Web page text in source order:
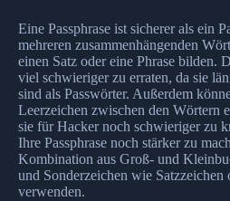
Eine Passphrase ist sicherer als ein
mehreren zusammenhängenden
einen Satz oder eine Phrase bilden.
viel schwieriger zu erraten, da sie
sind als Passwörter. Außerdem
Leerzeichen zwischen den Wörtern
sie für Hacker noch schwieriger zu
Ihre Passphrase noch stärker zu
Kombination aus Groß- und
und Sonderzeichen wie Satzzeichen
verwenden.